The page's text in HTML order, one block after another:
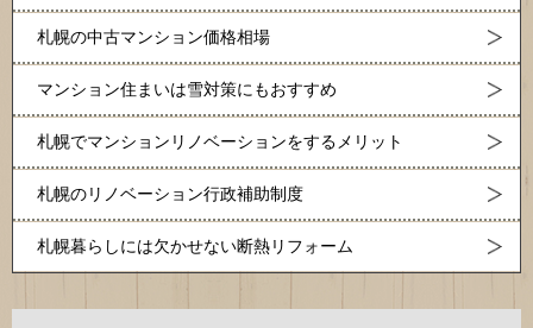
札幌の中古マンション価格相場
マンション住まいは雪対策にもおすすめ
札幌でマンションリノベーションをするメリット
札幌のリノベーション行政補助制度
札幌暮らしには欠かせない断熱リフォーム